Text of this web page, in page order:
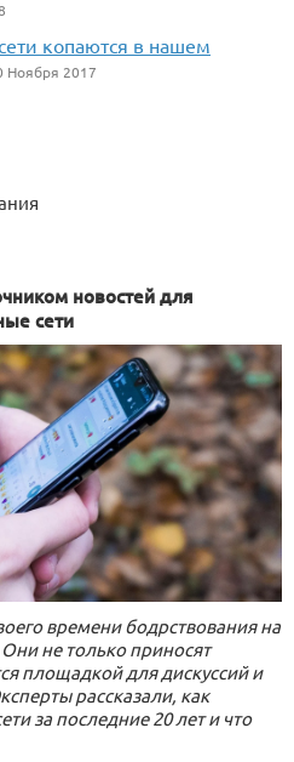
копаются в нашем
Ноября 2017
новостей для
сети
времени бодрствования на
не только приносят
площадкой для дискуссий и
рассказали, как
за последние 20 лет и что